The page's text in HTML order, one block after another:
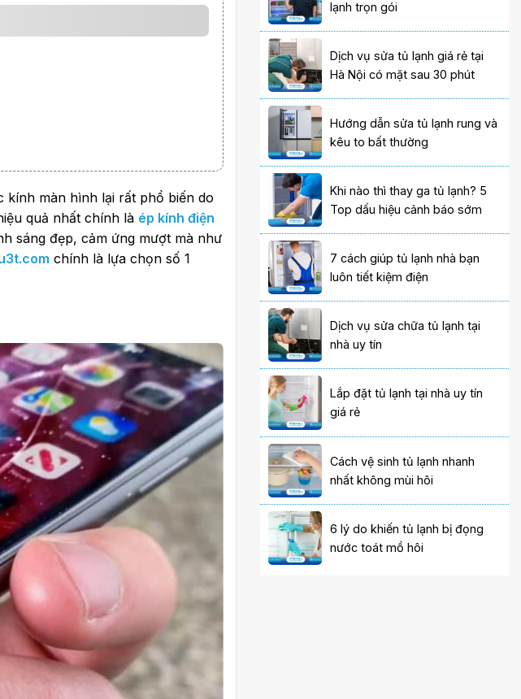
màn hình lại rất phổ biến do
quả nhất chính là ép kính điện
sáng đẹp, cảm ứng mượt mà như
chính là lựa chọn số 1
lạnh trọn gói
Dịch vụ sửa tủ lạnh giá rẻ tại
Hà Nội có mặt sau 30 phút
Hướng dẫn sửa tủ lạnh rung và
kêu to bất thường
Khi nào thì thay ga tủ lạnh? 5
Top dấu hiệu cảnh báo sớm
7 cách giúp tủ lạnh nhà bạn
luôn tiết kiệm điện
Dịch vụ sửa chữa tủ lạnh tại
nhà uy tín
Lắp đặt tủ lạnh tại nhà uy tín
giá rẻ
Cách vệ sinh tủ lạnh nhanh
nhất không mùi hôi
6 lý do khiến tủ lạnh bị đọng
nước toát mồ hôi